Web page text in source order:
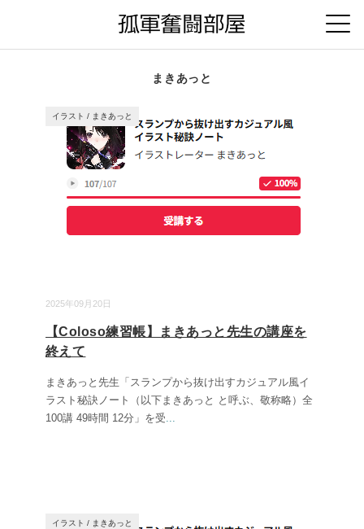
まきあっと
2025年09月20日
イラスト / まきあっと
【Coloso練習帳】まきあっと先生の講座を
終えて
まきあっと先生「スランプから抜け出すカジュアル風イ
ラスト秘訣ノート（以下まきあっと と呼ぶ、敬称略）全
100講 49時間 12分」を受...
イラスト / まきあっと